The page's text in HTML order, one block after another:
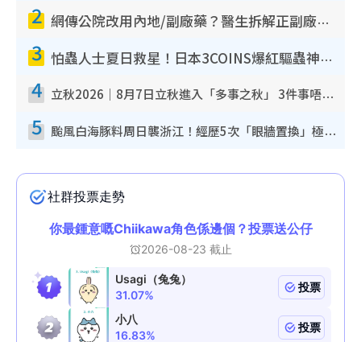
2 網傳公院改用內地/副廠藥？醫生拆解正副廠分別 揭4類人換藥隨時出事
3 怕蟲人士夏日救星！日本3COINS爆紅驅蟲神器$45起 1招「全程免觸碰」輕鬆搞定小強
4 立秋2026｜8月7日立秋進入「多事之秋」 3件事唔做得！專家教6招開運 清枱頭／銀包納氣接好運
5 颱風白海豚料周日襲浙江！經歷5次「眼牆置換」極罕見 成登陸內地最長途颱風